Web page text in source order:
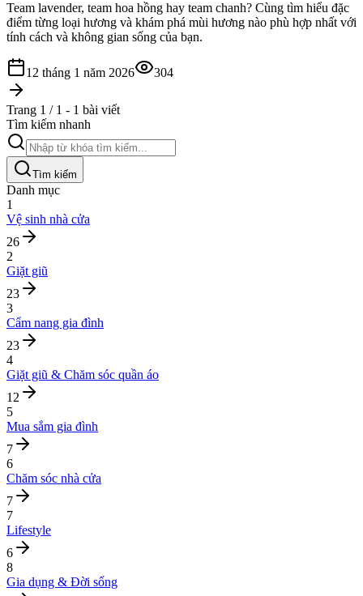
Team lavender, team hoa hồng hay team chanh? Cùng tìm hiểu đặc
điểm từng loại hương và khám phá mùi hương nào phù hợp nhất với
tính cách và không gian sống của bạn.
12 tháng 1 năm 2026 304
Trang 1 / 1 - 1 bài viết
Tìm kiếm nhanh
Tìm kiếm
Danh mục
1
Vệ sinh nhà cửa
26
2
Giặt giũ
23
3
Cẩm nang gia đình
23
4
Giặt giũ & Chăm sóc quần áo
12
5
Mua sắm gia đình
7
6
Chăm sóc nhà cửa
7
7
Lifestyle
6
8
Gia dụng & Đời sống